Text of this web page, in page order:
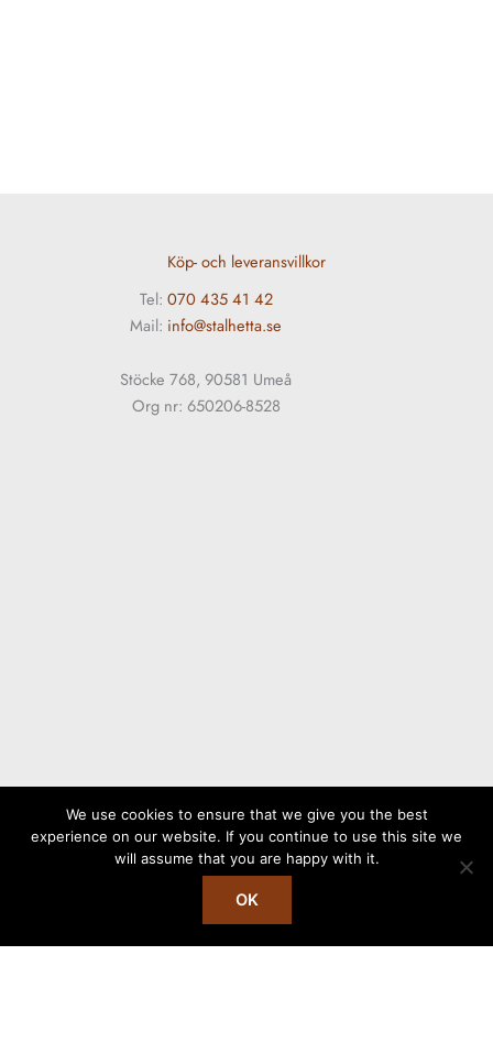
Köp- och leveransvillkor
Tel: 070 435 41 42
Mail: info@stalhetta.se
Stöcke 768, 90581 Umeå
Org nr: 650206-8528
Copyright © 2026 Stålhetta
We use cookies to ensure that we give you the best
experience on our website. If you continue to use this site we
will assume that you are happy with it.
OK